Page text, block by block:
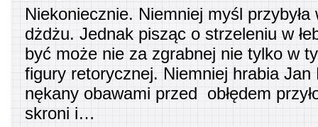
Niekoniecznie. Niemniej myśl
dżdżu. Jednak pisząc o strzeleniu w
być może nie za zgrabnej nie tylko w
figury retorycznej. Niemniej hrabia Jan
nękany obawami przed obłędem
skroni i…